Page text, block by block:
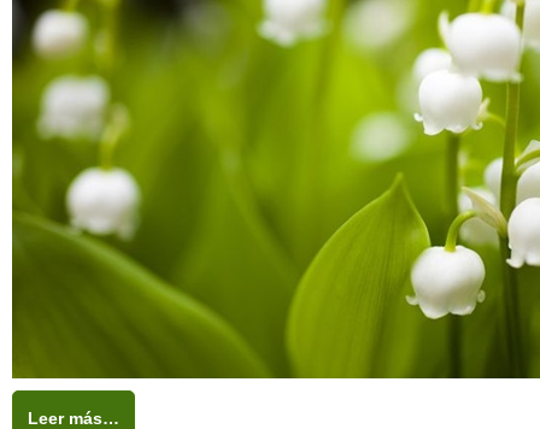
Leer más…